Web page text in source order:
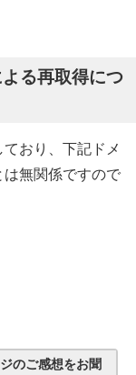
る再取得につ
おり、下記ドメ
無関係ですので
のご感想をお聞